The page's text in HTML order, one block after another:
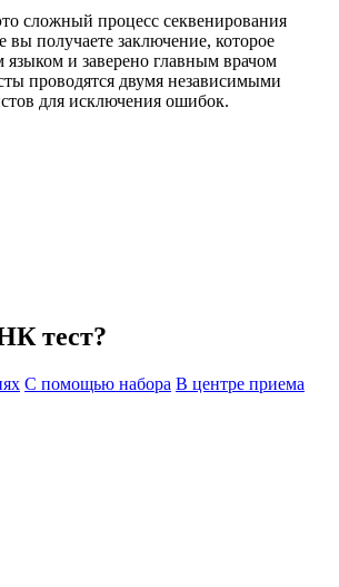
сложный процесс секвенирования
вы получаете заключение, которое
и заверено главным врачом
проводятся двумя независимыми
для исключения ошибок.
тест?
С помощью набора В центре приема